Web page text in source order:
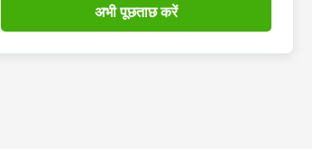
अभी पूछताछ करें